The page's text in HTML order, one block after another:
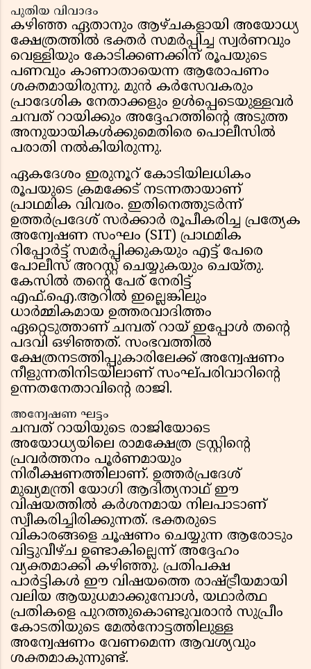
പുതിയ വിവാദം
കഴിഞ്ഞ ഏതാനും ആഴ്ചകളായി അയോധ്യ
ക്ഷേത്രത്തിൽ ഭക്തർ സമർപ്പിച്ച സ്വർണവും
വെള്ളിയും കോടിക്കണക്കിന് രൂപയുടെ
പണവും കാണാതായെന്ന ആരോപണം
ശക്തമായിരുന്നു. മുൻ കർസേവകരും
പ്രാദേശിക നേതാക്കളും ഉൾപ്പെടെയുള്ളവർ
ചമ്പത് റായിക്കും അദ്ദേഹത്തിന്റെ അടുത്ത
അനുയായികൾക്കുമെതിരെ പൊലീസിൽ
പരാതി നൽകിയിരുന്നു.
ഏകദേശം ഇരുനൂറ് കോടിയിലധികം
രൂപയുടെ ക്രമക്കേട് നടന്നതായാണ്
പ്രാഥമിക വിവരം. ഇതിനെത്തുടർന്ന്
ഉത്തർപ്രദേശ് സർക്കാർ രൂപീകരിച്ച പ്രത്യേക
അന്വേഷണ സംഘം (SIT) പ്രാഥമിക
റിപ്പോർട്ട് സമർപ്പിക്കുകയും എട്ട് പേരെ
പോലീസ് അറസ്റ്റ് ചെയ്യുകയും ചെയ്തു.
കേസിൽ തന്റെ പേര് നേരിട്ട്
എഫ്.ഐ.ആറിൽ ഇല്ലെങ്കിലും
ധാർമ്മികമായ ഉത്തരവാദിത്തം
ഏറ്റെടുത്താണ് ചമ്പത് റായ് ഇപ്പോൾ തന്റെ
പദവി ഒഴിഞ്ഞത്. സംഭവത്തിൽ
ക്ഷേത്രനടത്തിപ്പുകാരിലേക്ക് അന്വേഷണം
നീളുന്നതിനിടയിലാണ് സംഘ്പരിവാറിന്റെ
ഉന്നതനേതാവിന്റെ രാജി.
അന്വേഷണ ഘട്ടം
ചമ്പത് റായിയുടെ രാജിയോടെ
അയോധ്യയിലെ രാമക്ഷേത്ര ട്രസ്റ്റിന്റെ
പ്രവർത്തനം പൂർണമായും
നിരീക്ഷണത്തിലാണ്. ഉത്തർപ്രദേശ്
മുഖ്യമന്ത്രി യോഗി ആദിത്യനാഥ് ഈ
വിഷയത്തിൽ കർശനമായ നിലപാടാണ്
സ്വീകരിച്ചിരിക്കുന്നത്. ഭക്തരുടെ
വികാരങ്ങളെ ചൂഷണം ചെയ്യുന്ന ആരോടും
വിട്ടുവീഴ്ച ഉണ്ടാകില്ലെന്ന് അദ്ദേഹം
വ്യക്തമാക്കി കഴിഞ്ഞു. പ്രതിപക്ഷ
പാർട്ടികൾ ഈ വിഷയത്തെ രാഷ്ട്രീയമായി
വലിയ ആയുധമാക്കുമ്പോൾ, യഥാർത്ഥ
പ്രതികളെ പുറത്തുകൊണ്ടുവരാൻ സുപ്രീം
കോടതിയുടെ മേൽനോട്ടത്തിലുള്ള
അന്വേഷണം വേണമെന്ന ആവശ്യവും
ശക്തമാകുന്നുണ്ട്.